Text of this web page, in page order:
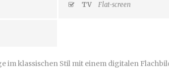
TV Flat-screen
im klassischen Stil mit einem digitalen